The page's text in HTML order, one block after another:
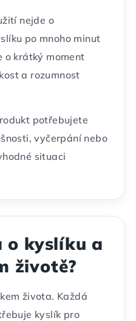
nejde o
po mnoho minut
o krátký moment
a rozumnost
potřebujete
vyčerpání nebo
situaci
o kyslíku a
životě?
života. Každá
kyslík pro